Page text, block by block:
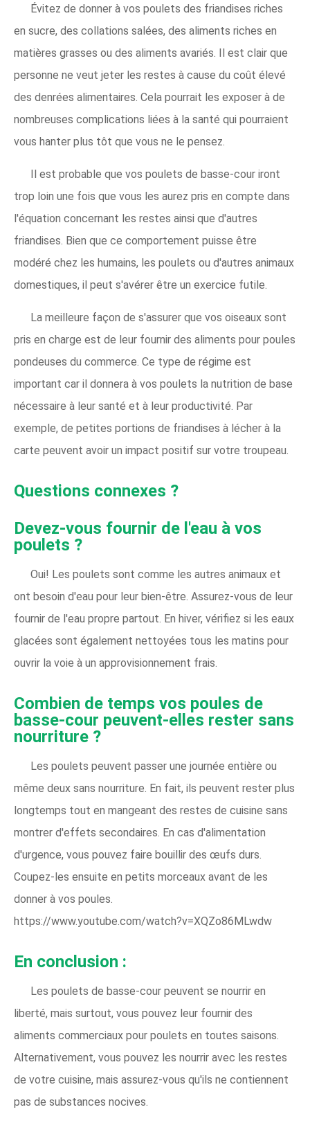
Évitez de donner à vos poulets des friandises riches
en sucre, des collations salées, des aliments riches en
matières grasses ou des aliments avariés. Il est clair que
personne ne veut jeter les restes à cause du coût élevé
des denrées alimentaires. Cela pourrait les exposer à de
nombreuses complications liées à la santé qui pourraient
vous hanter plus tôt que vous ne le pensez.
Il est probable que vos poulets de basse-cour iront
trop loin une fois que vous les aurez pris en compte dans
l'équation concernant les restes ainsi que d'autres
friandises. Bien que ce comportement puisse être
modéré chez les humains, les poulets ou d'autres animaux
domestiques, il peut s'avérer être un exercice futile.
La meilleure façon de s'assurer que vos oiseaux sont
pris en charge est de leur fournir des aliments pour poules
pondeuses du commerce. Ce type de régime est
important car il donnera à vos poulets la nutrition de base
nécessaire à leur santé et à leur productivité. Par
exemple, de petites portions de friandises à lécher à la
carte peuvent avoir un impact positif sur votre troupeau.
Questions connexes ?
Devez-vous fournir de l'eau à vos
poulets ?
Oui! Les poulets sont comme les autres animaux et
ont besoin d'eau pour leur bien-être. Assurez-vous de leur
fournir de l'eau propre partout. En hiver, vérifiez si les eaux
glacées sont également nettoyées tous les matins pour
ouvrir la voie à un approvisionnement frais.
Combien de temps vos poules de
basse-cour peuvent-elles rester sans
nourriture ?
Les poulets peuvent passer une journée entière ou
même deux sans nourriture. En fait, ils peuvent rester plus
longtemps tout en mangeant des restes de cuisine sans
montrer d'effets secondaires. En cas d'alimentation
d'urgence, vous pouvez faire bouillir des œufs durs.
Coupez-les ensuite en petits morceaux avant de les
donner à vos poules.
https://www.youtube.com/watch?v=XQZo86MLwdw
En conclusion :
Les poulets de basse-cour peuvent se nourrir en
liberté, mais surtout, vous pouvez leur fournir des
aliments commerciaux pour poulets en toutes saisons.
Alternativement, vous pouvez les nourrir avec les restes
de votre cuisine, mais assurez-vous qu'ils ne contiennent
pas de substances nocives.